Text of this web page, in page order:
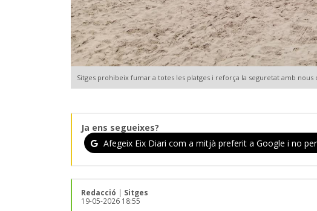
Sitges prohibeix fumar a totes les platges i reforça la seguretat amb
Ja ens segueixes?
Afegeix Eix Diari com a mitjà preferit a Google i no
Redacció | Sitges
19-05-2026 18:55